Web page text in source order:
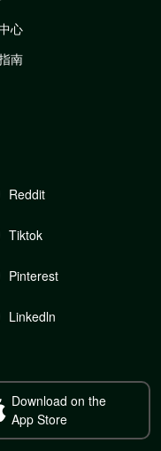
心
南
Reddit
Tiktok
Pinterest
Linkedln
Download on the
App Store